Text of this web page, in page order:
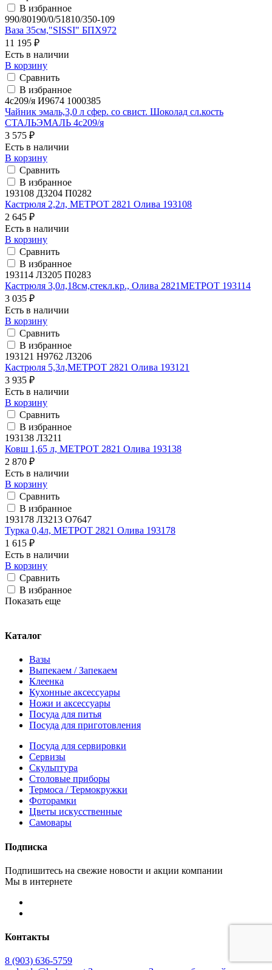
В избранное
990/80190/0/51810/350-109
Ваза 35см,"SISSI" БПХ972
11 195 ₽
Есть в наличии
В корзину
Сравнить
В избранное
4с209/я И9674 1000385
Чайник эмаль,3,0 л сфер. со свист. Шоколад сл.кость
СТАЛЬЭМАЛЬ 4с209/я
3 575 ₽
Есть в наличии
В корзину
Сравнить
В избранное
193108 Д3204 П0282
Кастрюля 2,2л, МЕТРОТ 2821 Олива 193108
2 645 ₽
Есть в наличии
В корзину
Сравнить
В избранное
193114 Л3205 П0283
Кастрюля 3,0л,18см,стекл.кр., Олива 2821МЕТРОТ 193114
3 035 ₽
Есть в наличии
В корзину
Сравнить
В избранное
193121 H9762 Л3206
Кастрюля 5,3л,МЕТРОТ 2821 Олива 193121
3 935 ₽
Есть в наличии
В корзину
Сравнить
В избранное
193138 Л3211
Ковш 1,65 л, МЕТРОТ 2821 Олива 193138
2 870 ₽
Есть в наличии
В корзину
Сравнить
В избранное
193178 Л3213 О7647
Турка 0,4л, МЕТРОТ 2821 Олива 193178
1 615 ₽
Есть в наличии
В корзину
Сравнить
В избранное
Показать еще
Каталог
Вазы
Выпекаем / Запекаем
Клеенка
Кухонные аксессуары
Ножи и аксессуары
Посуда для питья
Посуда для приготовления
Посуда для сервировки
Сервизы
Скульптура
Столовые приборы
Термоса / Термокружки
Фоторамки
Цветы искусственные
Самовары
Подписка
Подпишитесь на свежие новости и акции компании
Мы в интернете
Контакты
8 (903) 636-5759